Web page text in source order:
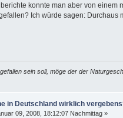
konnte man aber von
Ich würde sagen:
sein soll, möge der der
in Deutschland wirklich
09, 2008, 18:12:07 Nachmittag »